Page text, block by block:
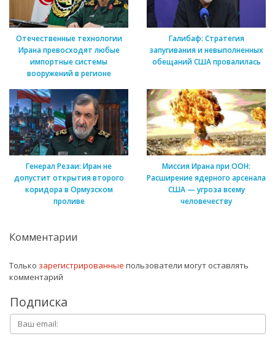
Отечественные технологии
Ирана превосходят любые
импортные системы
вооружений в регионе
Галибаф: Стратегия
запугивания и невыполненных
обещаний США провалилась
Генерал Резаи: Иран не
допустит открытия второго
коридора в Ормузском
проливе
Миссия Ирана при ООН:
Расширение ядерного арсенала
США — угроза всему
человечеству
Комментарии
Только зарегистрированные пользователи могут оставлять
комментарий
Подписка